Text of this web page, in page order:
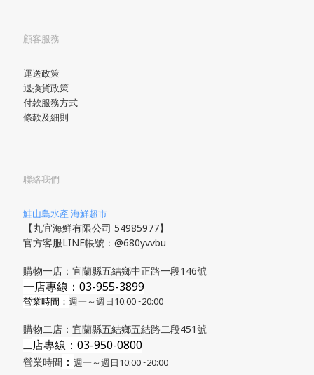
顧客服務
運送政策
退換貨政策
付款服務方式
條款及細則
聯絡我們
鮭山島水產 海鮮超市
【丸宜海鮮有限公司 54985977】
官方客服LINE帳號：@680yvvbu
購物一店：宜蘭縣五結鄉中正路一段146號
一店專線：03-955-3899
營業時間： 週一～週日10:00~20:00
購物二店：宜蘭縣五結鄉五結路二段451號
​二店專線 ：03-950-0800
營業時間 ： 週一～週日10:00~20:00